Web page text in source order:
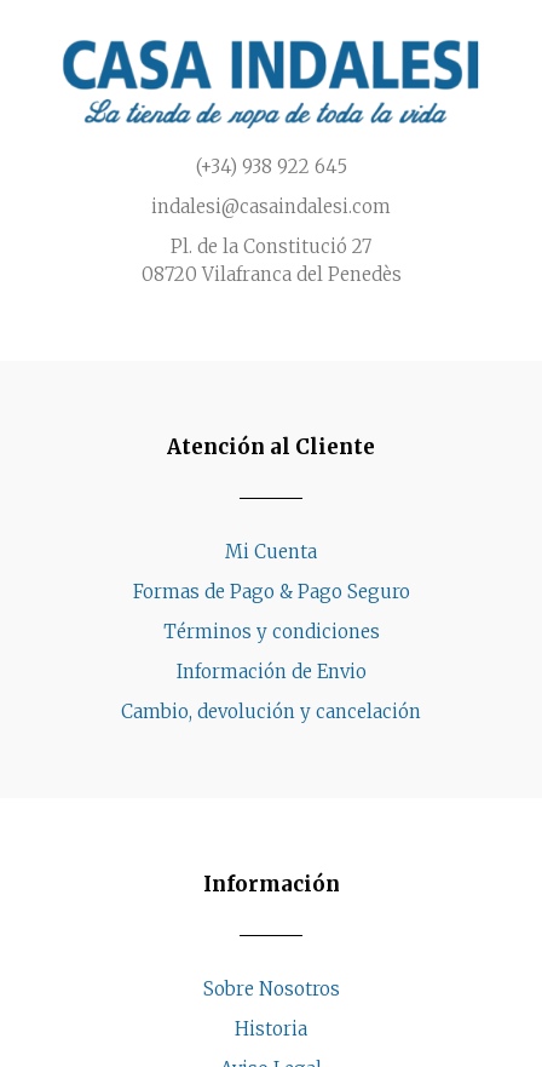
(+34) 938 922 645
indalesi@casaindalesi.com
Pl. de la Constitució 27
08720 Vilafranca del Penedès
Atención al Cliente
Mi Cuenta
Formas de Pago & Pago Seguro
Términos y condiciones
Información de Envio
Cambio, devolución y cancelación
Información
Sobre Nosotros
Historia